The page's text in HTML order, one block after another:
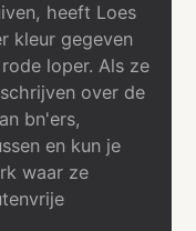
heeft Loes
kleur gegeven
loper. Als ze
over de
bn'ers,
en kun je
waar ze